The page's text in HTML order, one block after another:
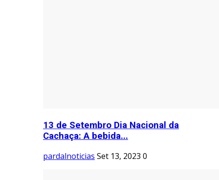
13 de Setembro Dia Nacional da
Cachaça: A bebida...
pardalnoticias Set 13, 2023 0